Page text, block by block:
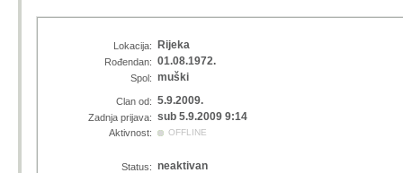
Lokacija: Rijeka
Rođendan: 01.08.1972.
Spol: muški
Clan od: 5.9.2009.
Zadnja prijava: sub 5.9.2009 9:14
Aktivnost: OFFLINE
Status: neaktivan